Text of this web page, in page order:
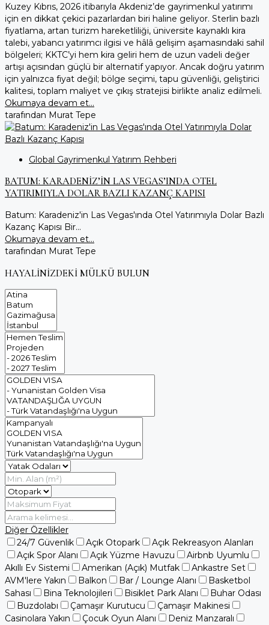
Kuzey Kıbrıs, 2026 itibarıyla Akdeniz’de gayrimenkul yatırımı
için en dikkat çekici pazarlardan biri haline geliyor. Sterlin bazlı
fiyatlama, artan turizm hareketliliği, üniversite kaynaklı kira
talebi, yabancı yatırımcı ilgisi ve hâlâ gelişim aşamasındaki sahil
bölgeleri; KKTC’yi hem kira geliri hem de uzun vadeli değer
artışı açısından güçlü bir alternatif yapıyor. Ancak doğru yatırım
için yalnızca fiyat değil; bölge seçimi, tapu güvenliği, geliştirici
kalitesi, toplam maliyet ve çıkış stratejisi birlikte analiz edilmeli.
Okumaya devam et...
tarafından Murat Tepe
Global Gayrimenkul Yatırım Rehberi
BATUM: KARADENIZ’IN LAS VEGAS’INDA OTEL
YATIRIMIYLA DOLAR BAZLI KAZANÇ KAPISI
Batum: Karadeniz'in Las Vegas'ında Otel Yatırımıyla Dolar Bazlı
Kazanç Kapısı Bir...
Okumaya devam et...
tarafından Murat Tepe
HAYALİNİZDEKİ MÜLKÜ BULUN
Diğer Özellikler
24/7 Güvenlik
Açık Otopark
Açık Rekreasyon Alanları
Açık Spor Alanı
Açık Yüzme Havuzu
Airbnb Uyumlu
Akıllı Ev Sistemi
Amerikan (Açık) Mutfak
Ankastre Set
AVM'lere Yakın
Balkon Bar / Lounge Alanı
Basketbol
Sahası
Bina Teknolojileri Bisiklet Park Alanı
Buhar Odası
Buzdolabı
Çamaşır Kurutucu
Çamaşır Makinesi
Casinolara Yakın
Çocuk Oyun Alanı
Deniz Manzaralı